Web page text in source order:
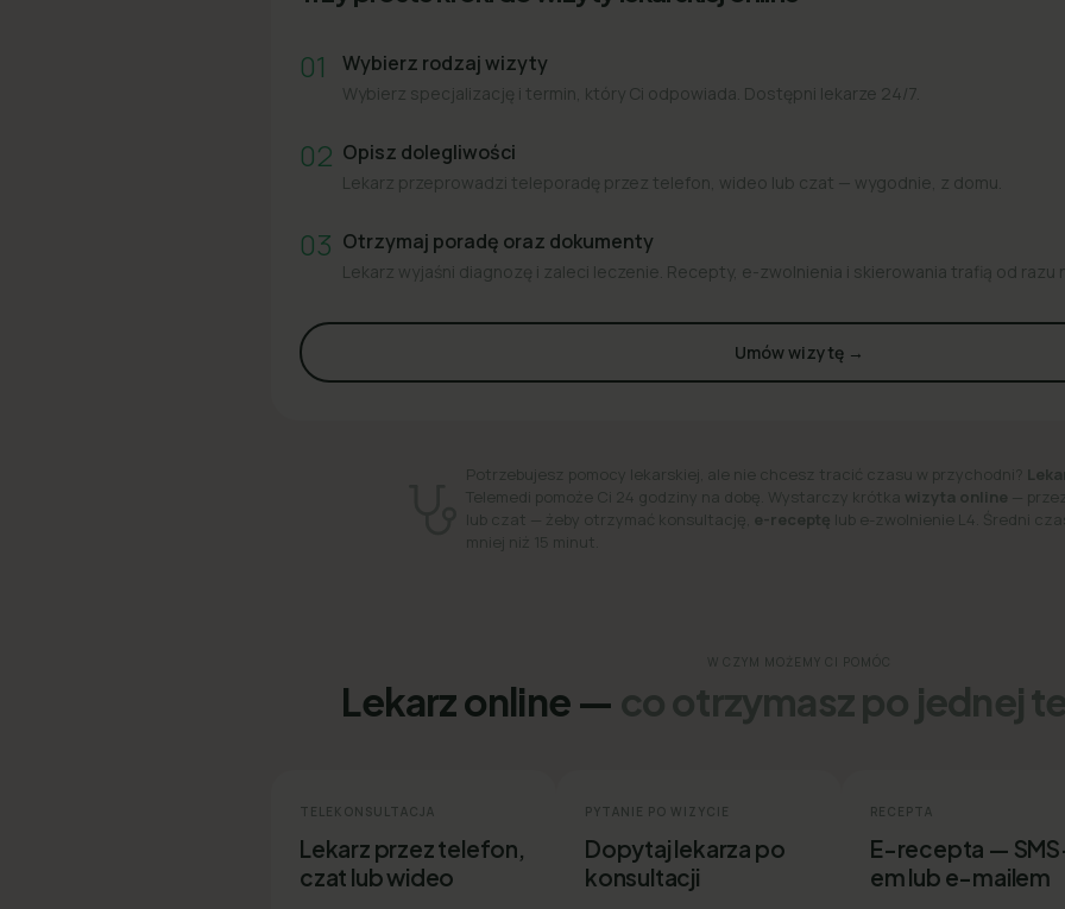
01 Wybierz rodzaj wizyty
Wybierz specjalizację i termin, który Ci odpowiada. Dostępni lekarze 24/7.
02 Opisz dolegliwości
Lekarz przeprowadzi teleporadę przez telefon, wideo lub czat — wygodnie, z domu.
03 Otrzymaj poradę oraz dokumenty
Lekarz wyjaśni diagnozę i zaleci leczenie. Recepty, e-zwolnienia i skierowania trafią od razu
Umów wizytę →
Potrzebujesz pomocy lekarskiej, ale nie chcesz tracić czasu w przychodni?
Telemedi pomoże Ci 24 godziny na dobę. Wystarczy krótka wizyta online —
lub czat — żeby otrzymać konsultację, e-receptę lub e-zwolnienie L4. Średni
mniej niż 15 minut.
W CZYM MOŻEMY CI POMÓC
Lekarz online — co otrzymasz po jednej
TELEKONSULTACJA
Lekarz przez telefon,
czat lub wideo
PYTANIE PO WIZYCIE
Dopytaj lekarza po
konsultacji
RECEPTA
E-recepta —
em lub e-mailem